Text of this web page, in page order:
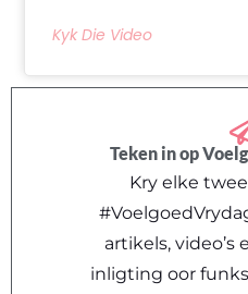
Kyk Die Video
Teken in op
Kry elke
artikels, video’s
inligting oor